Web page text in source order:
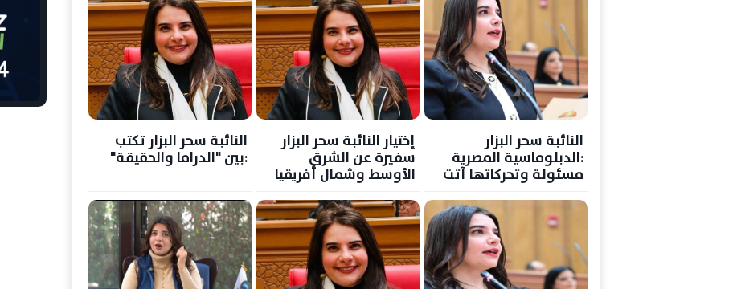
النائبة سحر البزار
:الدبلوماسية المصرية
مسئولة وتحركاتها آتت
إختيار النائبة سحر البزار
سفيرة عن الشرق
الأوسط وشمال أفريقيا
النائبة سحر البزار تكتب
:بين "الدراما والحقيقة"